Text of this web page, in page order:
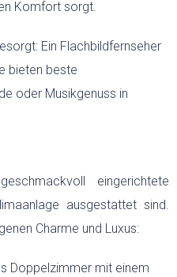
Komfort sorgt.
Ein Flachbildfernseher
bieten beste
oder Musikgenuss in
eingerichtete
ausgestattet sind.
Charme und Luxus:
Doppelzimmer mit einem